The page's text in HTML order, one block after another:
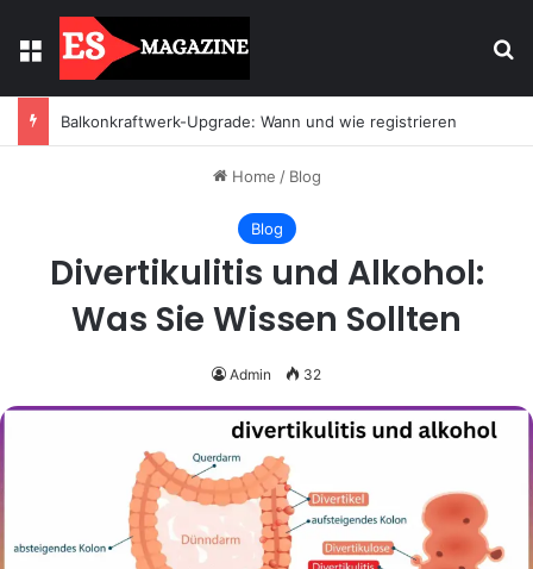
Menu
Balkonkraftwerk-Upgrade: Wann und wie registrieren
Home / Blog
Blog
Divertikulitis und Alkohol:
Was Sie Wissen Sollten
Admin 32